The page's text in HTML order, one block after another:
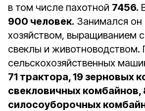
в том числе пахотной 7456.
900 человек. Занимался он
хозяйством, выращиванием
свеклы и животноводством.
сельскохозяйственных
71 трактора, 19 зерновых
свекловичных комбайнов,
силосоуборочных